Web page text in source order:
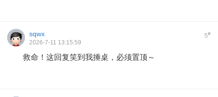
5#
sqwx
2026-7-11 13:15:59
救命！这回复笑到我捶桌，必须置顶～